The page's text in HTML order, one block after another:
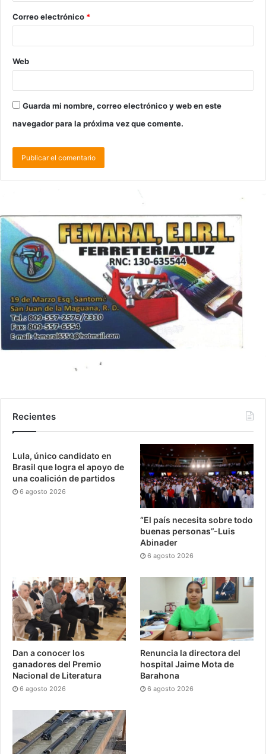
Correo electrónico *
Web
Guarda mi nombre, correo electrónico y web en este
navegador para la próxima vez que comente.
Recientes
Lula, único candidato en
Brasil que logra el apoyo de
una coalición de partidos
6 agosto 2026
“El país necesita sobre todo
buenas personas”-Luis
Abinader
6 agosto 2026
Dan a conocer los
ganadores del Premio
Nacional de Literatura
6 agosto 2026
Renuncia la directora del
hospital Jaime Mota de
Barahona
6 agosto 2026